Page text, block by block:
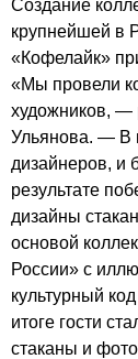
Создание
крупнейшей в
«Кофелайк»
«Мы провели
художников, —
Ульянова. — В
дизайнеров, и
результате
дизайны
основой
России» с
культурный
итоге гости
стаканы и